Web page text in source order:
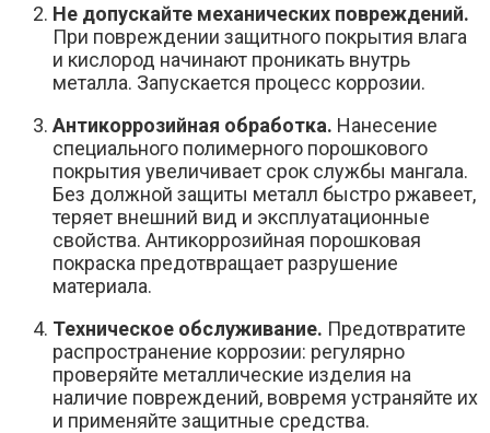
Не допускайте механических повреждений.
При повреждении защитного покрытия влага
и кислород начинают проникать внутрь
металла. Запускается процесс коррозии.
Антикоррозийная обработка. Нанесение
специального полимерного порошкового
покрытия увеличивает срок службы мангала.
Без должной защиты металл быстро ржавеет,
теряет внешний вид и эксплуатационные
свойства. Антикоррозийная порошковая
покраска предотвращает разрушение
материала.
Техническое обслуживание. Предотвратите
распространение коррозии: регулярно
проверяйте металлические изделия на
наличие повреждений, вовремя устраняйте их
и применяйте защитные средства.